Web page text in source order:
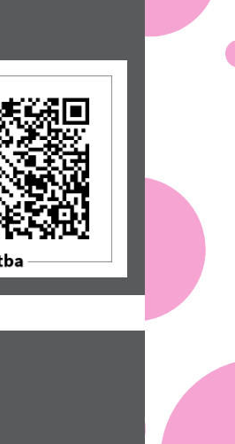
500,-
Držíme palce
Hodně štěstí
se chlape!